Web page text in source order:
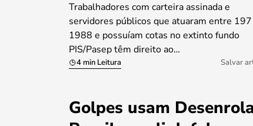
Trabalhadores com carteira assinada e
servidores públicos que atuaram entre
1988 e possuíam cotas no extinto fundo
PIS/Pasep têm direito ao…
4 min Leitura Salvar
Golpes usam Desenrola